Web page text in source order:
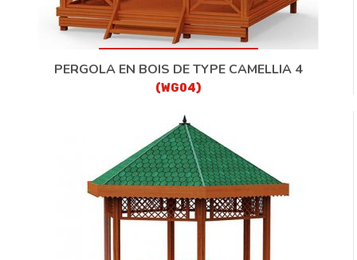
PERGOLA EN BOIS DE TYPE CAMELLIA 4
(WG04)